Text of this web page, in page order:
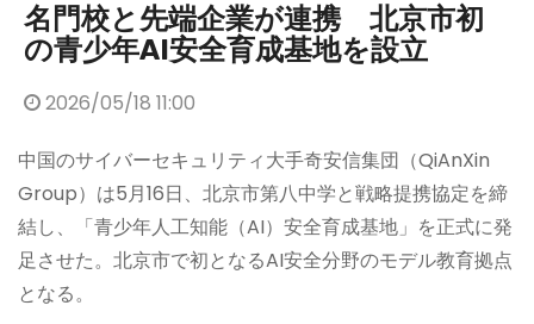
名門校と先端企業が連携 北京市初
の青少年AI安全育成基地を設立
2026/05/18 11:00
中国のサイバーセキュリティ大手奇安信集団（QiAnXin
Group）は5月16日、北京市第八中学と戦略提携協定を締
結し、「青少年人工知能（AI）安全育成基地」を正式に発
足させた。北京市で初となるAI安全分野のモデル教育拠点
となる。